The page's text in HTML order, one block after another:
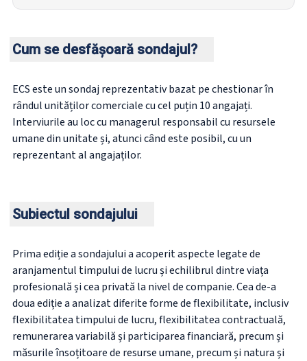
Cum se desfășoară sondajul?
ECS este un sondaj reprezentativ bazat pe chestionar în
rândul unităților comerciale cu cel puțin 10 angajați.
Interviurile au loc cu managerul responsabil cu resursele
umane din unitate și, atunci când este posibil, cu un
reprezentant al angajaților.
Subiectul sondajului
Prima ediție a sondajului a acoperit aspecte legate de
aranjamentul timpului de lucru și echilibrul dintre viața
profesională și cea privată la nivel de companie. Cea de-a
doua ediție a analizat diferite forme de flexibilitate, inclusiv
flexibilitatea timpului de lucru, flexibilitatea contractuală,
remunerarea variabilă și participarea financiară, precum și
măsurile însoțitoare de resurse umane, precum și natura și